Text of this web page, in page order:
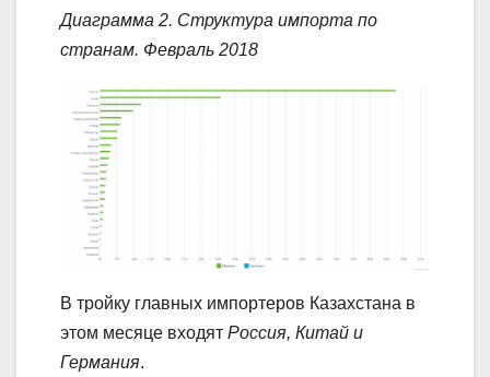
Диаграмма 2. Структура импорта по
странам. Февраль 2018
В тройку главных импортеров Казахстана в
этом месяце входят Россия, Китай и
Германия.